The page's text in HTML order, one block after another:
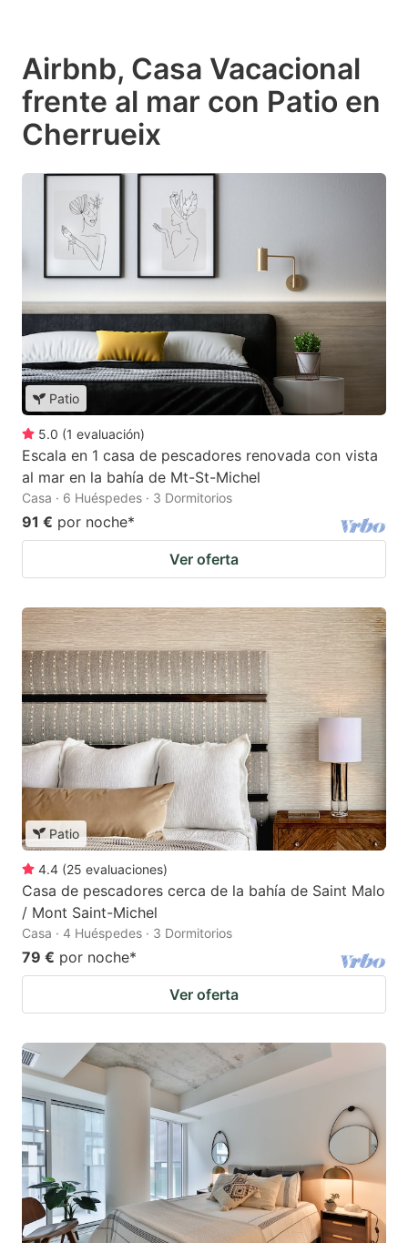
Airbnb, Casa Vacacional
frente al mar con Patio en
Cherrueix
Patio
5.0 (1 evaluación)
Escala en 1 casa de pescadores renovada con vista
al mar en la bahía de Mt-St-Michel
Casa · 6 Huéspedes · 3 Dormitorios
91 € por noche*
Ver oferta
Patio
4.4 (25 evaluaciones)
Casa de pescadores cerca de la bahía de Saint Malo
/ Mont Saint-Michel
Casa · 4 Huéspedes · 3 Dormitorios
79 € por noche*
Ver oferta